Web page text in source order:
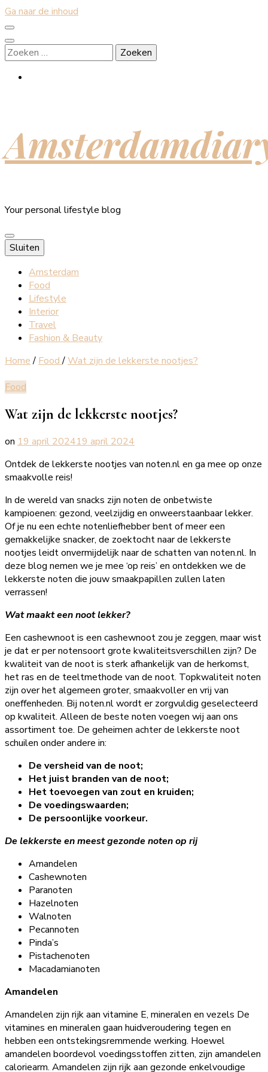
Ga naar de inhoud
Zoeken
naar:
Your personal lifestyle blog
Sluiten
Amsterdam
Food
Lifestyle
Interior
Travel
Fashion & Beauty
Home / Food/Wat zijn de lekkerste nootjes?
Food
Wat zijn de lekkerste nootjes?
on 19 april 202419 april 2024
Ontdek de lekkerste nootjes van noten.nl en ga mee op onze
smaakvolle reis!
In de wereld van snacks zijn noten de onbetwiste
kampioenen: gezond, veelzijdig en onweerstaanbaar lekker.
Of je nu een echte notenliefhebber bent of meer een
gemakkelijke snacker, de zoektocht naar de lekkerste
nootjes leidt onvermijdelijk naar de schatten van noten.nl. In
deze blog nemen we je mee ‘op reis’ en ontdekken we de
lekkerste noten die jouw smaakpapillen zullen laten
verrassen!
Wat maakt een noot lekker?
Een cashewnoot is een cashewnoot zou je zeggen, maar wist
je dat er per notensoort grote kwaliteitsverschillen zijn? De
kwaliteit van de noot is sterk afhankelijk van de herkomst,
het ras en de teeltmethode van de noot. Topkwaliteit noten
zijn over het algemeen groter, smaakvoller en vrij van
oneffenheden. Bij noten.nl wordt er zorgvuldig geselecteerd
op kwaliteit. Alleen de beste noten voegen wij aan ons
assortiment toe. De geheimen achter de lekkerste noot
schuilen onder andere in:
De versheid van de noot;
Het juist branden van de noot;
Het toevoegen van zout en kruiden;
De voedingswaarden;
De persoonlijke voorkeur.
De lekkerste en meest gezonde noten op rij
Amandelen
Cashewnoten
Paranoten
Hazelnoten
Walnoten
Pecannoten
Pinda’s
Pistachenoten
Macadamianoten
Amandelen
Amandelen zijn rijk aan vitamine E, mineralen en vezels De
vitamines en mineralen gaan huidveroudering tegen en
hebben een ontstekingsremmende werking. Hoewel
amandelen boordevol voedingsstoffen zitten, zijn amandelen
caloriearm. Amandelen zijn rijk aan gezonde enkelvoudige